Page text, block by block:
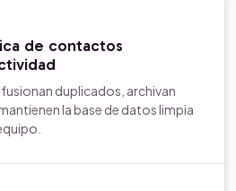
de contactos
duplicados, archivan
la base de datos limpia